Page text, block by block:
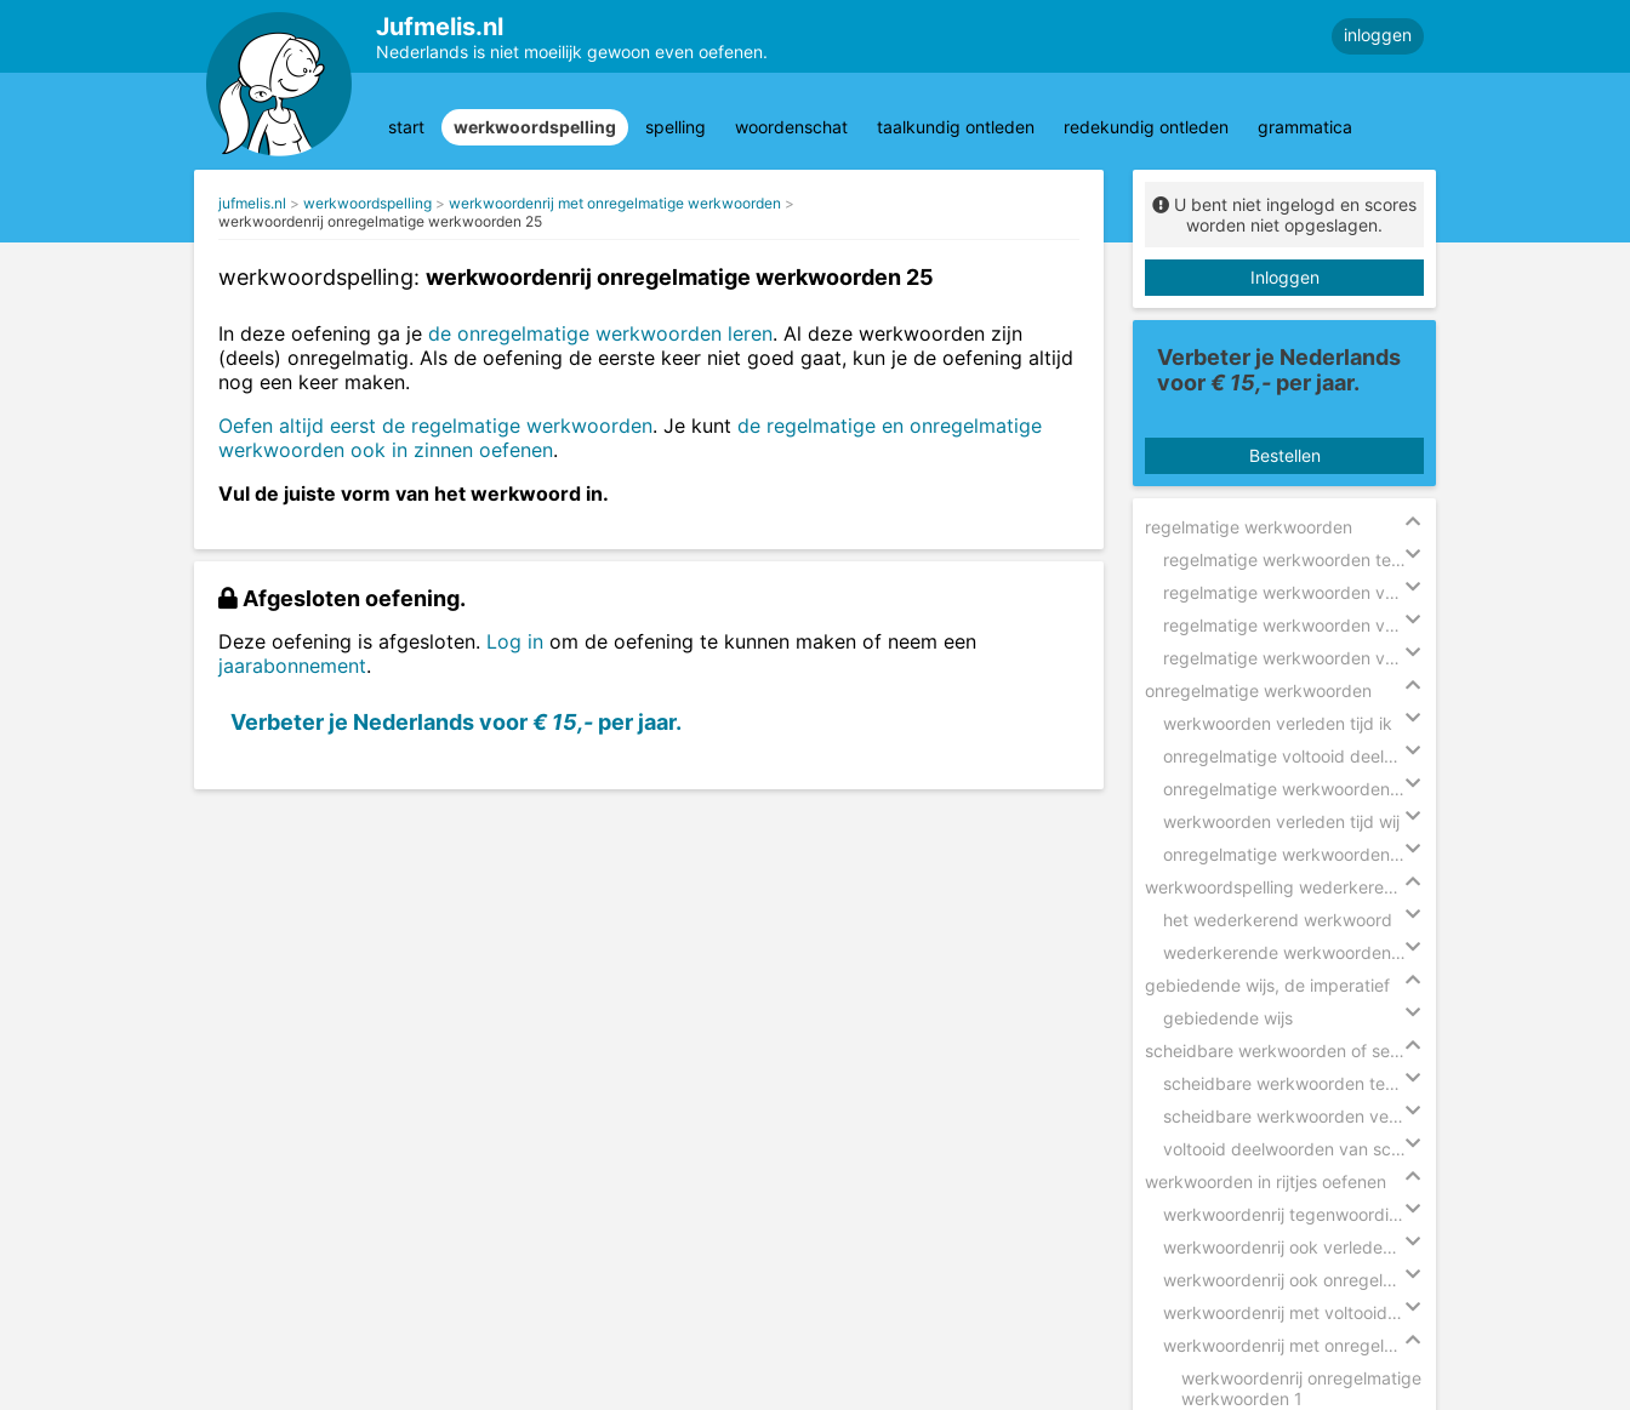
Jufmelis.nl
Nederlands is niet moeilijk gewoon even oefenen.
inloggen
start werkwoordspelling spelling woordenschat taalkundig ontleden redekundig ontleden grammatica
jufmelis.nl werkwoordspelling
werkwoordenrij met onregelmatige werkwoorden
werkwoordenrij onregelmatige werkwoorden 25
werkwoordspelling: werkwoordenrij onregelmatige werkwoorden 25
In deze oefening ga je de onregelmatige werkwoorden leren. Al deze werkwoorden zijn
(deels) onregelmatig. Als de oefening de eerste keer niet goed gaat, kun je de oefening altijd
nog een keer maken.
Oefen altijd eerst de regelmatige werkwoorden. Je kunt de regelmatige en onregelmatige
werkwoorden ook in zinnen oefenen.
Vul de juiste vorm van het werkwoord in.
Afgesloten oefening.
Deze oefening is afgesloten. Log in om de oefening te kunnen maken of neem een
jaarabonnement.
Verbeter je Nederlands voor€ 15,- per jaar.
U bent niet ingelogd en scores
worden niet opgeslagen.
Inloggen
Verbeter je Nederlands
voor€ 15,- per jaar.
Bestellen
regelmatige werkwoorden
regelmatige werkwoorden tegenwoordige tijd
regelmatige werkwoorden verleden tijd
regelmatige werkwoorden voltooid deelwoord
regelmatige werkwoorden verleden tijd eenvoudig
onregelmatige werkwoorden
werkwoorden verleden tijd ik
onregelmatige voltooid deelwoorden in zinnen
onregelmatige werkwoorden voltooid deelwoord
werkwoorden verleden tijd wij
onregelmatige werkwoorden verleden tijd
werkwoordspelling wederkerend werkwoord
het wederkerend werkwoord
wederkerende werkwoorden in zinnen
gebiedende wijs, de imperatief
gebiedende wijs
scheidbare werkwoorden of separabele verba
scheidbare werkwoorden tegenwoordige tijd
scheidbare werkwoorden verleden tijd
voltooid deelwoorden van scheidbare werkwoorden
werkwoorden in rijtjes oefenen
werkwoordenrij tegenwoordige tijd
werkwoordenrij ook verleden tijd
werkwoordenrij ook onregelmatige werkwoorden
werkwoordenrij met voltooid deelwoorden
werkwoordenrij met onregelmatige werkwoorden
werkwoordenrij onregelmatige
werkwoorden 1